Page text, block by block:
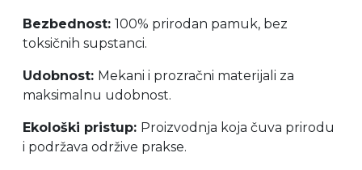
Bezbednost: 100% prirodan pamuk, bez
toksičnih supstanci.
Udobnost: Mekani i prozračni materijali za
maksimalnu udobnost.
Ekološki pristup: Proizvodnja koja čuva prirodu
i podržava održive prakse.